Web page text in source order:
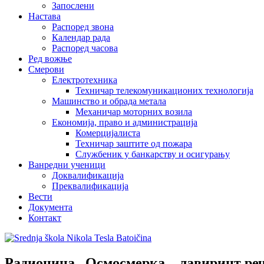
Запослени
Настава
Распоред звона
Календар рада
Распоред часова
Ред вожње
Смерови
Електротехника
Техничар телекомуникационих технологија
Машинство и обрада метала
Механичар моторних возила
Економија, право и администрација
Комерцијалиста
Техничар заштите од пожара
Службеник у банкарству и осигурању
Ванредни ученици
Доквалификација
Преквалификација
Вести
Документа
Контакт